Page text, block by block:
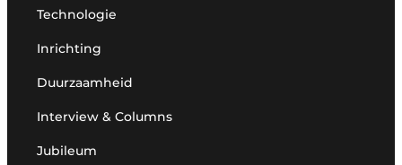
Technologie
Inrichting
Duurzaamheid
Interview & Columns
Jubileum